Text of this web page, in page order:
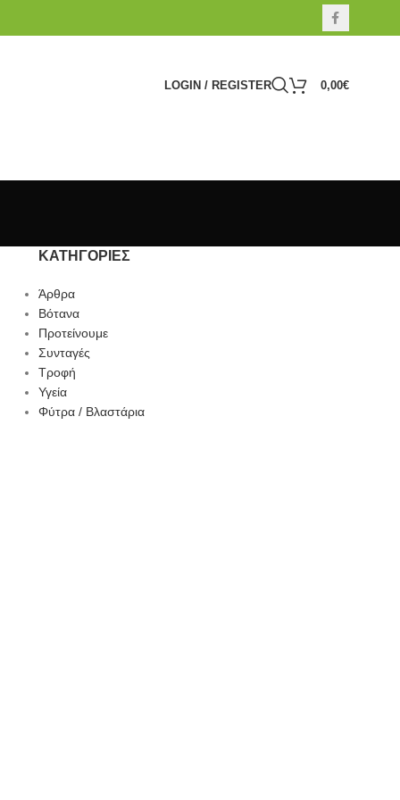
LOGIN / REGISTER 0,00€
ΚΑΤΗΓΟΡΊΕΣ
Άρθρα
Βότανα
Προτείνουμε
Συνταγές
Τροφή
Υγεία
Φύτρα / Βλαστάρια